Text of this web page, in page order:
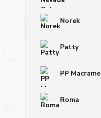
Norek
Patty
PP Macrame
Roma